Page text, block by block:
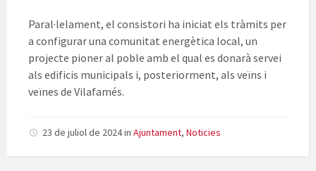
Paral·lelament, el consistori ha iniciat els tràmits per
a configurar una comunitat energètica local, un
projecte pioner al poble amb el qual es donarà servei
als edificis municipals i, posteriorment, als veïns i
veïnes de Vilafamés.
23 de juliol de 2024in Ajuntament, Noticies